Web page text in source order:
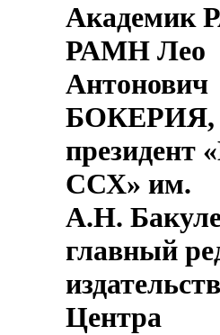
Академик
РАМН Лео
Антонович
БОКЕРИЯ,
ССХ» им.
А.Н.
главный
Центра